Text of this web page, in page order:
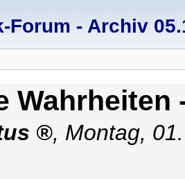
Forum - Archiv
Wahrheiten
, Montag,